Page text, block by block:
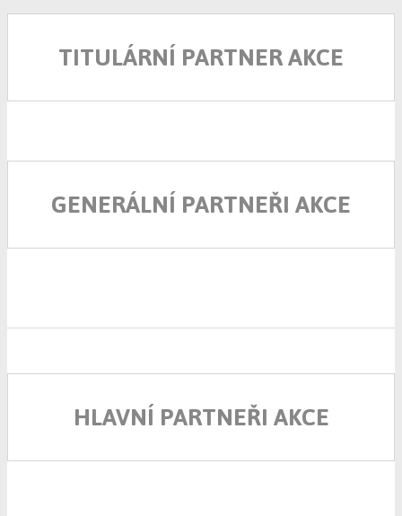
TITULÁRNÍ PARTNER AKCE
GENERÁLNÍ PARTNEŘI AKCE
HLAVNÍ PARTNEŘI AKCE